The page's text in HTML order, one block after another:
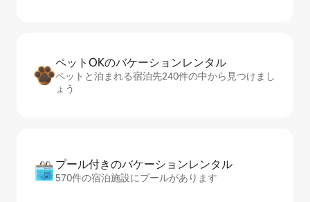
ペットOKのバ⁠ケ⁠ー⁠シ⁠ョ⁠ンレ⁠ン⁠タ⁠ル
ペットと泊まれる宿泊先240件の中から見つけまし
ょう
プール付きのバ⁠ケ⁠ー⁠シ⁠ョ⁠ンレ⁠ン⁠タ⁠ル
570件の宿泊施設にプールがあります